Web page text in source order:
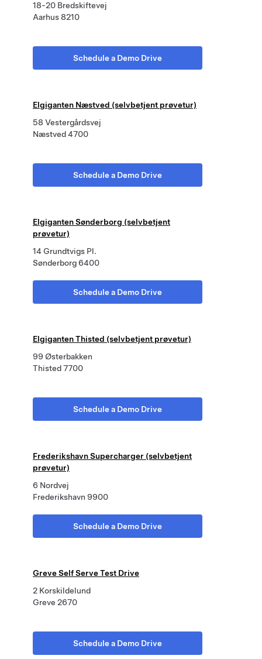
18-20 Bredskiftevej
Aarhus 8210
Schedule a Demo Drive
Elgiganten Næstved (selvbetjent prøvetur)
58 Vestergårdsvej
Næstved 4700
Schedule a Demo Drive
Elgiganten Sønderborg (selvbetjent
prøvetur)
14 Grundtvigs Pl.
Sønderborg 6400
Schedule a Demo Drive
Elgiganten Thisted (selvbetjent prøvetur)
99 Østerbakken
Thisted 7700
Schedule a Demo Drive
Frederikshavn Supercharger (selvbetjent
prøvetur)
6 Nordvej
Frederikshavn 9900
Schedule a Demo Drive
Greve Self Serve Test Drive
2 Korskildelund
Greve 2670
Schedule a Demo Drive